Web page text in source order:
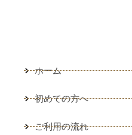
ホーム
初めての方へ
ご利用の流れ